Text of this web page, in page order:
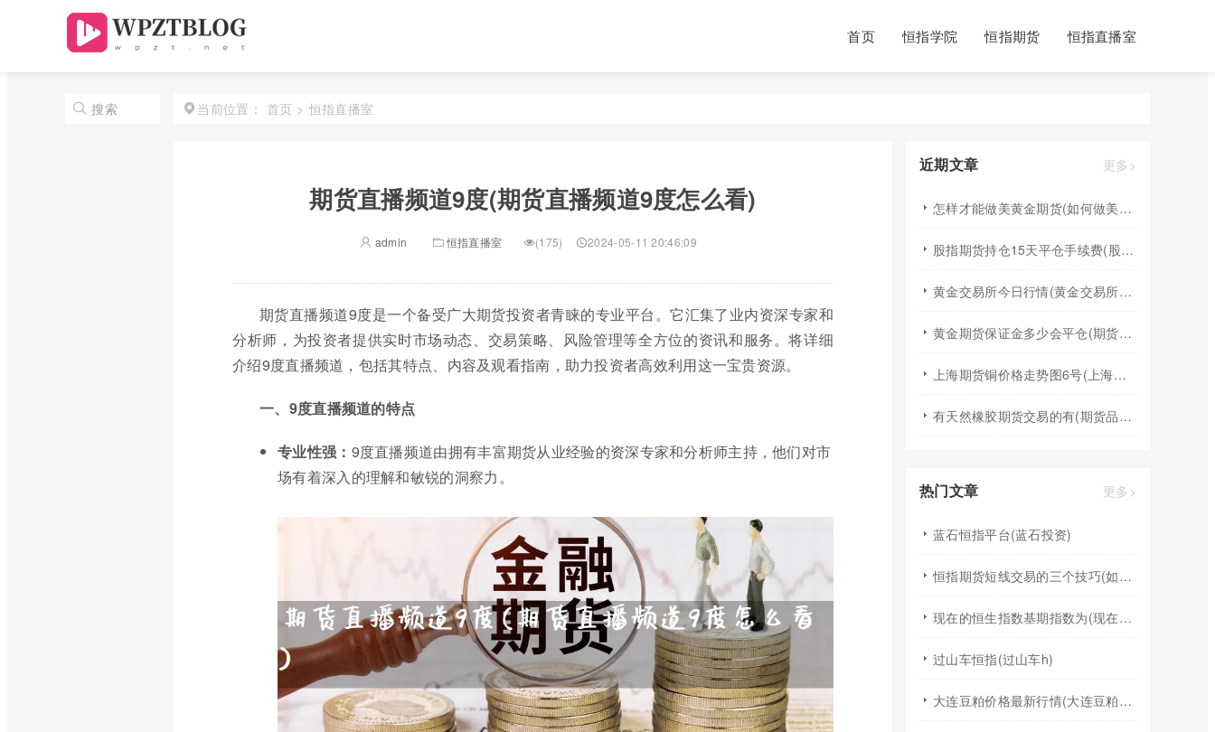
首页 恒指学院 恒指期货 恒指直播室
搜索 当前位置： 首页 > 恒指直播室
期货直播频道9度(期货直播频道9度怎么看)
admin 恒指直播室 (175) 2024-05-11 20:46:09
期货直播频道9度是一个备受广大期货投资者青睐的专业平台。它汇集了业内资深专家和
分析师，为投资者提供实时市场动态、交易策略、风险管理等全方位的资讯和服务。将详细
介绍9度直播频道，包括其特点、内容及观看指南，助力投资者高效利用这一宝贵资源。
一、9度直播频道的特点
专业性强： 9度直播频道由拥有丰富期货从业经验的资深专家和分析师主持，他们对市
场有着深入的理解和敏锐的洞察力。
近期文章 更多>
怎样才能做美黄金期货(如何做美元黄金期货)
股指期货持仓15天平仓手续费(股指期货日内平仓限制)
黄金交易所今日行情(黄金交易所实时行情)
黄金期货保证金多少会平仓(期货保证金低于多少才会强平)
上海期货铜价格走势图6号(上海铜期货价格行情)
有天然橡胶期货交易的有(期货品种天然橡胶有交易门槛么)
热门文章 更多>
蓝石恒指平台(蓝石投资)
恒指期货短线交易的三个技巧(如何做好恒指期货交易中的短线操作)
现在的恒生指数基期指数为(现在的恒生指数基期指数为多少)
过山车恒指(过山车h)
大连豆粕价格最新行情(大连豆粕价格最新行情今日)